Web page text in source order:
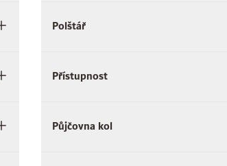
Polštář
Přístupnost
Půjčovna kol